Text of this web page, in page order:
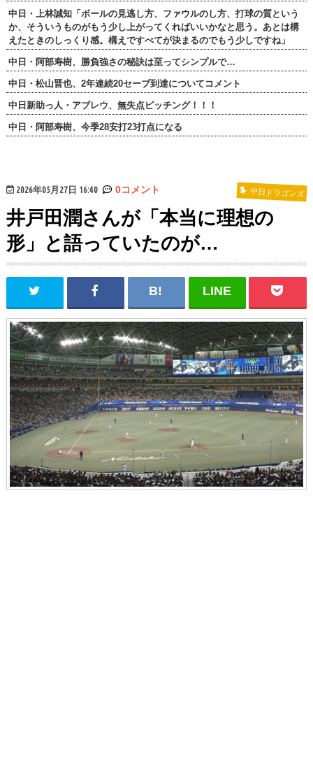
中日・上林誠知「ボールの見逃し方、ファウルのし方、打球の質という
か、そういうものがもう少し上がってくればいいかなと思う。あとは構
えたときのしっくり感。構えですべてが決まるのでもう少しですね」
中日・阿部寿樹、勝負強さの秘訣は至ってシンプルで…
中日・松山晋也、2年連続20セーブ到達についてコメント
中日新助っ人・アブレウ、無失点ピッチング！！！
中日・阿部寿樹、今季28安打23打点になる
2026年05月27日 16:40 0コメント 中日ドラゴンズ
井戸田潤さんが「本当に理想の
形」と語っていたのが…